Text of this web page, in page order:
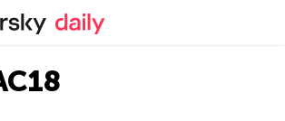
Offizieller Blog von Kaspersky